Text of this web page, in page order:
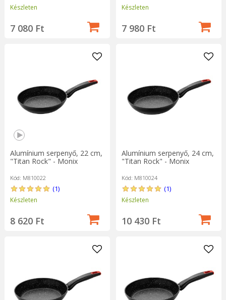
Készleten
7 080 Ft
Készleten
7 980 Ft
Alumínium serpenyő, 22 cm,
"Titan Rock" - Monix
Kód: M810022
(1)
Készleten
8 620 Ft
Alumínium serpenyő, 24 cm,
"Titan Rock" - Monix
Kód: M810024
(1)
Készleten
10 430 Ft